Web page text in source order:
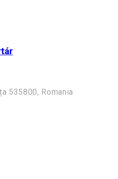
535800, Romania